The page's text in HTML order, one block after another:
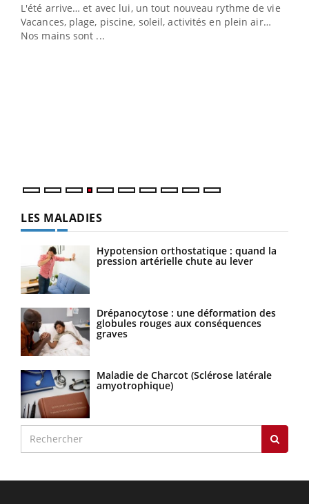
L'été arrive… et avec lui, un tout nouveau rythme de vie !
Vacances, plage, piscine, soleil, activités en plein air…
Nos mains sont ...
LES MALADIES
Hypotension orthostatique : quand la
pression artérielle chute au lever
Drépanocytose : une déformation des
globules rouges aux conséquences
graves
Maladie de Charcot (Sclérose latérale
amyotrophique)